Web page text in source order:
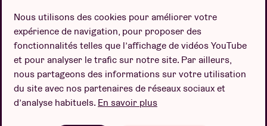
Politique de confidentialité
Politique de cookies
Conditions de vente
Design par
Nous utilisons des cookies pour améliorer votre
expérience de navigation, pour proposer des
fonctionnalités telles que l’affichage de vidéos YouTube
et pour analyser le trafic sur notre site. Par ailleurs,
nous partageons des informations sur votre utilisation
du site avec nos partenaires de réseaux sociaux et
d’analyse habituels. En savoir plus